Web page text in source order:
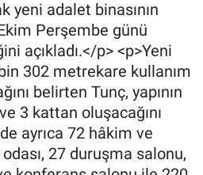
yeni adalet binasının
Perşembe günü
açıkladı.</p> <p>Yeni
302 metrekare kullanım
belirten Tunç, yapının
3 kattan oluşacağını
ayrıca 72 hâkim ve
27 duruşma salonu,